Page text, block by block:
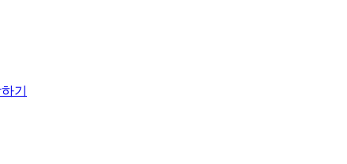
기